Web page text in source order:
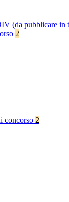
(da pubblicare in
2
concorso 2